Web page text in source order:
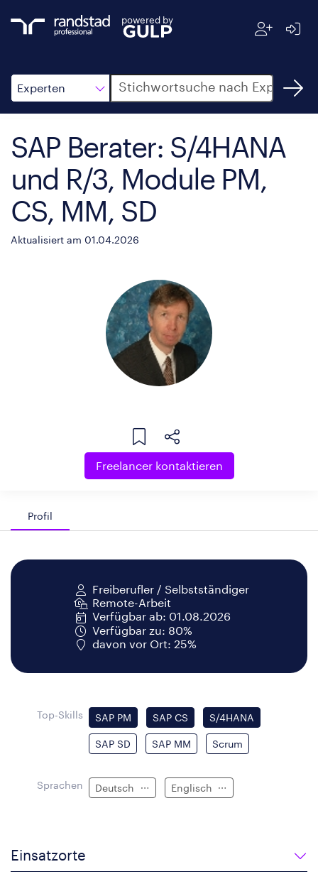
powered by
Experten
Suche
SAP Berater: S/4HANA
und R/3, Module PM,
CS, MM, SD
Aktualisiert am 01.04.2026
Freelancer kontaktieren
Profil
Freiberufler / Selbstständiger
Remote-Arbeit
Verfügbar ab: 01.08.2026
Verfügbar zu: 80%
davon vor Ort: 25%
Top-Skills SAP PM SAP CS S/4HANA
SAP SD SAP MM Scrum
Sprachen Deutsch Englisch
Einsatzorte